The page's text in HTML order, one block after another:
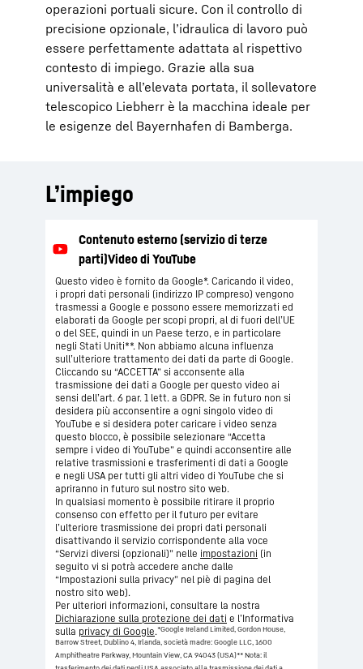
operazioni portuali sicure. Con il controllo di
precisione opzionale, l’idraulica di lavoro può
essere perfettamente adattata al rispettivo
contesto di impiego. Grazie alla sua
universalità e all’elevata portata, il sollevatore
telescopico Liebherr è la macchina ideale per
le esigenze del Bayernhafen di Bamberga.
L’impiego
Questo video è fornito da Google*. Caricando il video,
i propri dati personali (indirizzo IP compreso) vengono
trasmessi a Google e possono essere memorizzati ed
elaborati da Google per scopi propri, al di fuori dell’UE
o del SEE, quindi in un Paese terzo, e in particolare
negli Stati Uniti**. Non abbiamo alcuna influenza
sull’ulteriore trattamento dei dati da parte di Google.
Cliccando su “ACCETTA” si acconsente alla
trasmissione dei dati a Google per questo video ai
sensi dell’art. 6 par. 1 lett. a GDPR. Se in futuro non si
desidera più acconsentire a ogni singolo video di
YouTube e si desidera poter caricare i video senza
questo blocco, è possibile selezionare “Accetta
sempre i video di YouTube” e quindi acconsentire alle
relative trasmissioni e trasferimenti di dati a Google
e negli USA per tutti gli altri video di YouTube che si
apriranno in futuro sul nostro sito web.
In qualsiasi momento è possibile ritirare il proprio
consenso con effetto per il futuro per evitare
l’ulteriore trasmissione dei propri dati personali
disattivando il servizio corrispondente alla voce
“Servizi diversi (opzionali)” nelle impostazioni (in
seguito vi si potrà accedere anche dalle
“Impostazioni sulla privacy” nel piè di pagina del
nostro sito web).
Per ulteriori informazioni, consultare la nostra
Dichiarazione sulla protezione dei dati e l’Informativa
sulla privacy di Google.*Google Ireland Limited, Gordon House,
Barrow Street, Dublino 4, Irlanda, società madre: Google LLC, 1600
Amphitheatre Parkway, Mountain View, CA 94043 (USA)** Nota: il